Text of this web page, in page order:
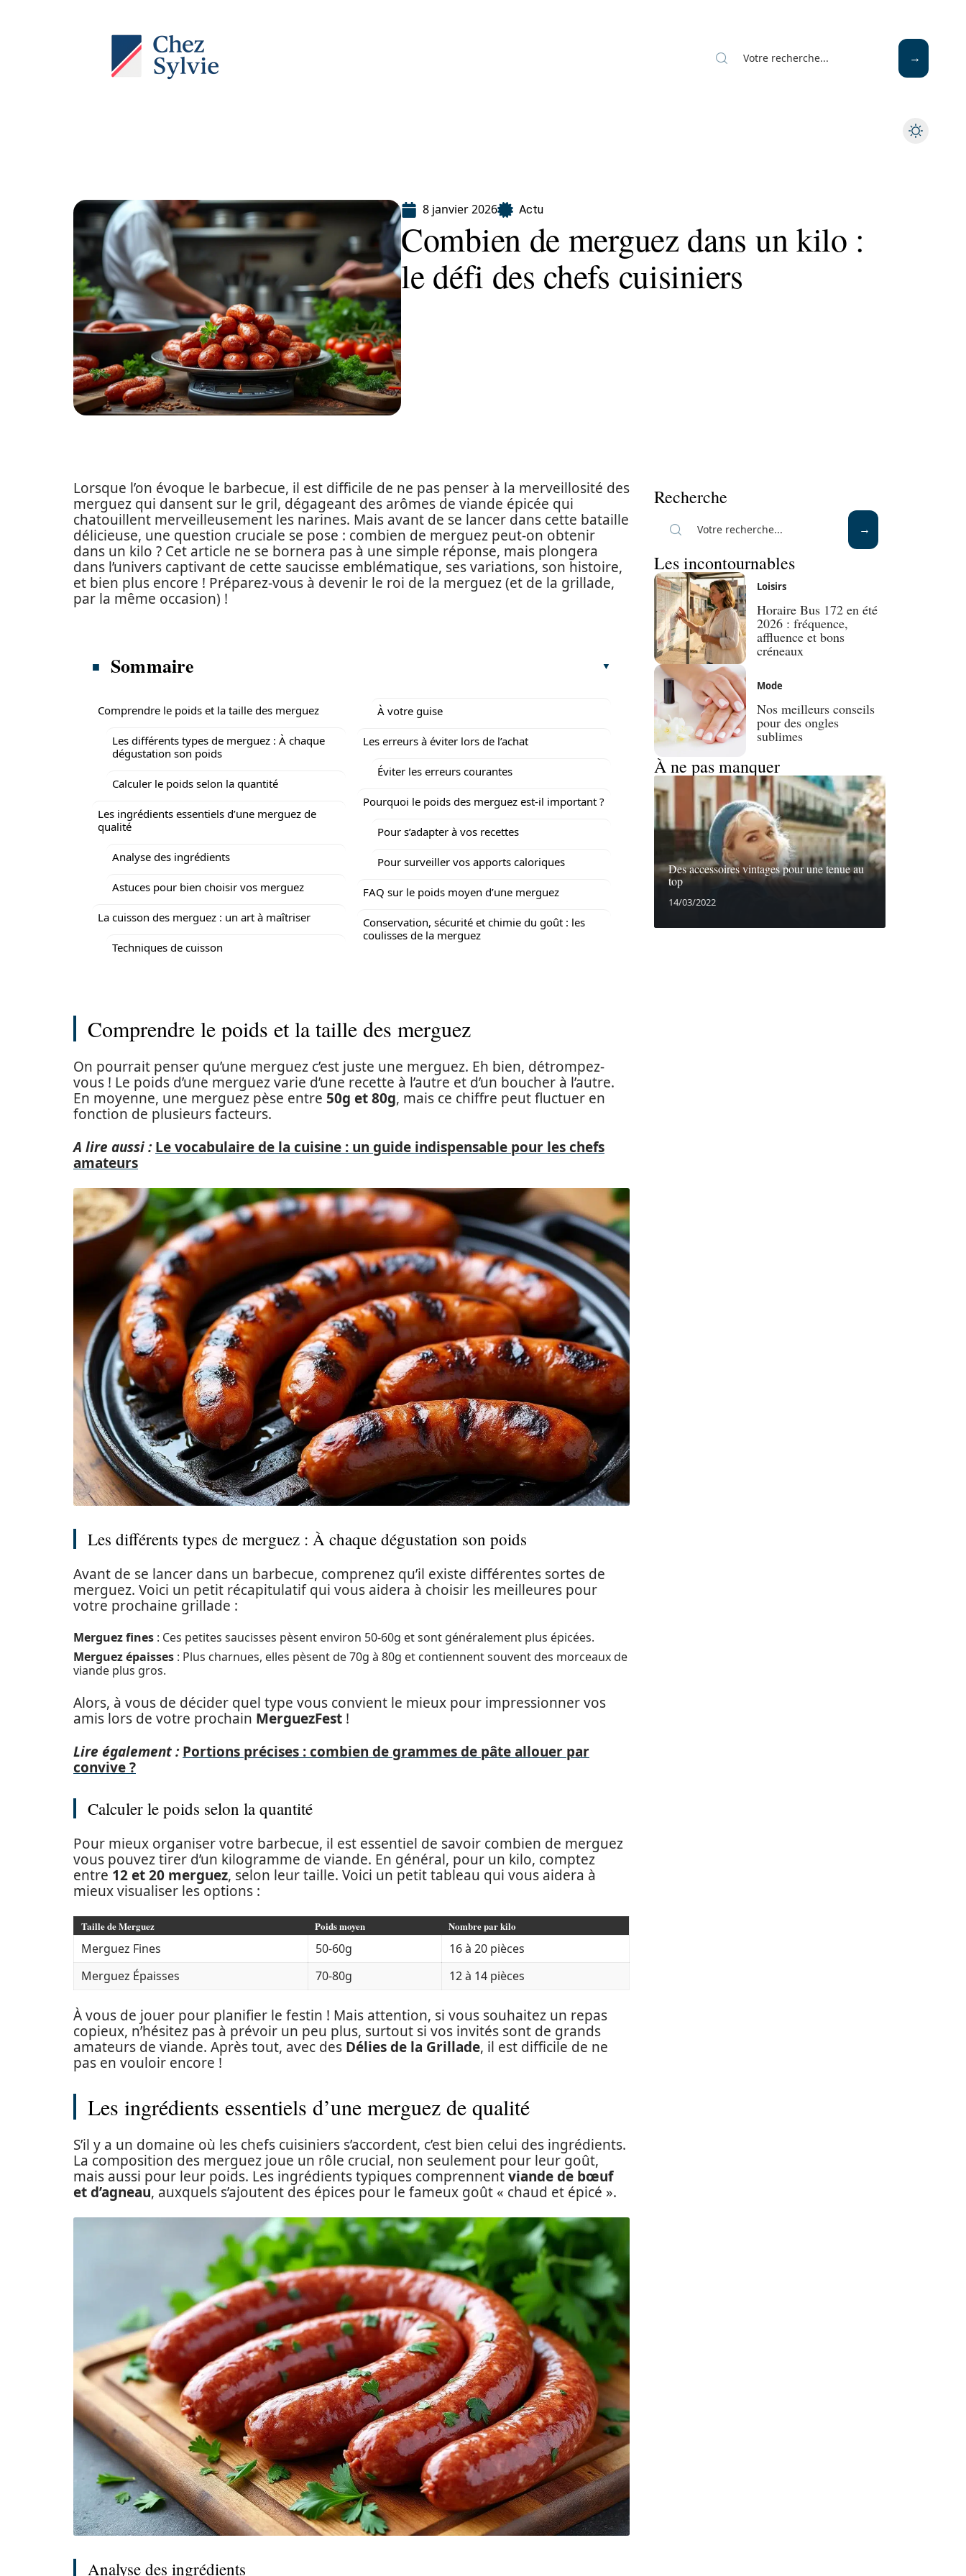
8 janvier 2026 Actu
Combien de merguez dans un kilo :
le défi des chefs cuisiniers
Lorsque l’on évoque le barbecue, il est difficile de ne pas penser à la merveillosité des
merguez qui dansent sur le gril, dégageant des arômes de viande épicée qui
chatouillent merveilleusement les narines. Mais avant de se lancer dans cette bataille
délicieuse, une question cruciale se pose : combien de merguez peut-on obtenir
dans un kilo ? Cet article ne se bornera pas à une simple réponse, mais plongera
dans l’univers captivant de cette saucisse emblématique, ses variations, son histoire,
et bien plus encore ! Préparez-vous à devenir le roi de la merguez (et de la grillade,
par la même occasion) !
Sommaire
Comprendre le poids et la taille des merguez
Les différents types de merguez : À chaque
dégustation son poids
Calculer le poids selon la quantité
Les ingrédients essentiels d’une merguez de
qualité
Analyse des ingrédients
Astuces pour bien choisir vos merguez
La cuisson des merguez : un art à maîtriser
Techniques de cuisson
À votre guise
Les erreurs à éviter lors de l’achat
Éviter les erreurs courantes
Pourquoi le poids des merguez est-il important ?
Pour s’adapter à vos recettes
Pour surveiller vos apports caloriques
FAQ sur le poids moyen d’une merguez
Conservation, sécurité et chimie du goût : les
coulisses de la merguez
Comprendre le poids et la taille des merguez
On pourrait penser qu’une merguez c’est juste une merguez. Eh bien, détrompez-
vous ! Le poids d’une merguez varie d’une recette à l’autre et d’un boucher à l’autre.
En moyenne, une merguez pèse entre 50g et 80g, mais ce chiffre peut fluctuer en
fonction de plusieurs facteurs.
A lire aussi : Le vocabulaire de la cuisine : un guide indispensable pour les chefs
amateurs
Les différents types de merguez : À chaque dégustation son poids
Avant de se lancer dans un barbecue, comprenez qu’il existe différentes sortes de
merguez. Voici un petit récapitulatif qui vous aidera à choisir les meilleures pour
votre prochaine grillade :
Merguez fines : Ces petites saucisses pèsent environ 50-60g et sont généralement plus épicées.
Merguez épaisses : Plus charnues, elles pèsent de 70g à 80g et contiennent souvent des morceaux de
viande plus gros.
Alors, à vous de décider quel type vous convient le mieux pour impressionner vos
amis lors de votre prochain MerguezFest !
Lire également : Portions précises : combien de grammes de pâte allouer par
convive ?
Calculer le poids selon la quantité
Pour mieux organiser votre barbecue, il est essentiel de savoir combien de merguez
vous pouvez tirer d’un kilogramme de viande. En général, pour un kilo, comptez
entre 12 et 20 merguez, selon leur taille. Voici un petit tableau qui vous aidera à
mieux visualiser les options :
Taille de Merguez Poids moyen Nombre par kilo
Merguez Fines 50-60g
16 à 20 pièces
Merguez Épaisses
70-80g 12 à 14 pièces
À vous de jouer pour planifier le festin ! Mais attention, si vous souhaitez un repas
copieux, n’hésitez pas à prévoir un peu plus, surtout si vos invités sont de grands
amateurs de viande. Après tout, avec des Délies de la Grillade, il est difficile de ne
pas en vouloir encore !
Les ingrédients essentiels d’une merguez de qualité
S’il y a un domaine où les chefs cuisiniers s’accordent, c’est bien celui des ingrédients.
La composition des merguez joue un rôle crucial, non seulement pour leur goût,
mais aussi pour leur poids. Les ingrédients typiques comprennentviande de bœuf
et d’agneau, auxquels s’ajoutent des épices pour le fameux goût « chaud et épicé ».
Analyse des ingrédients
Recherche
Les incontournables
Loisirs
Horaire Bus 172 en été
2026 : fréquence,
affluence et bons
créneaux
Mode
Nos meilleurs conseils
pour des ongles
sublimes
À ne pas manquer
Des accessoires vintages pour une tenue au
top
14/03/2022